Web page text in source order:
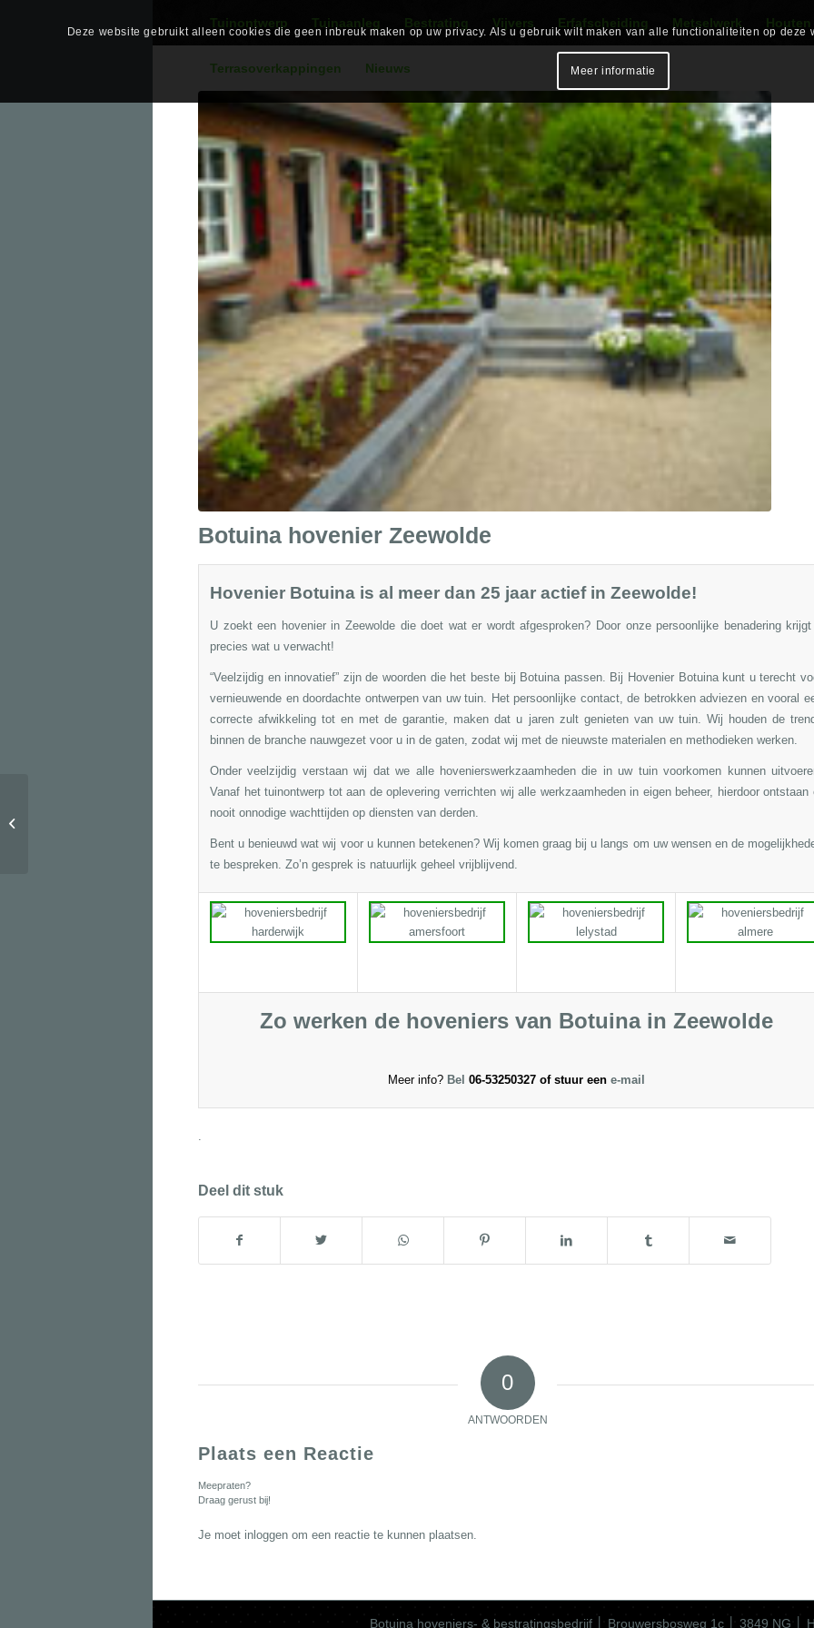
Tuinontwerp Tuinaanleg Bestrating Vijvers Erfafscheiding Metselwerk
Terrasoverkappingen Nieuws
Botuina hovenier Zeewolde
Hovenier Botuina is al meer dan 25 jaar actief in Zeewolde!
U zoekt een hovenier in Zeewolde die doet wat er wordt afgesproken? Door onze persoonlijke benadering
precies wat u verwacht!
“Veelzijdig en innovatief” zijn de woorden die het beste bij Botuina passen. Bij Hovenier Botuina kunt u terecht
vernieuwende en doordachte ontwerpen van uw tuin.
Het persoonlijke contact, de betrokken adviezen en vooral
correcte afwikkeling tot en met de garantie, maken dat u jaren zult genieten van uw tuin. Wij houden de
binnen de branche nauwgezet voor u in de gaten, zodat wij met de nieuwste materialen en methodieken werken.
Onder veelzijdig verstaan wij dat we alle hovenierswerkzaamheden die in uw tuin voorkomen kunnen
Vanaf hettuinontwerp tot aan de oplevering verrichten wij alle werkzaamheden in eigen beheer, hierdoor ontstaan
nooit onnodige wachttijden op diensten van derden.
Bent u benieuwd wat wij voor u kunnen betekenen? Wij komen graag bij u langs om uw wensen en de
te bespreken. Zo’n gesprek is natuurlijk geheel vrijblijvend.
Zo werken de hoveniers van Botuina in Zeewolde
Meer info? Bel 06-53250327 of stuur een e-mail
Deel dit stuk
0
ANTWOORDEN
Plaats een Reactie
Meepraten?
Draag gerust bij!
Je moet inloggen om een reactie te kunnen plaatsen.
Botuina hoveniers- & bestratingsbedrijf │ Brouwersbosweg 1c │ 3849 NG │
Deze website gebruikt alleen cookies die geen inbreuk maken op uw privacy. Als u gebruik wilt maken van alle functionaliteiten op deze
Meer informatie